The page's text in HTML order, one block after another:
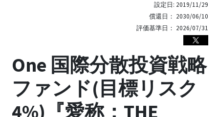
設定日: 2019/11/29
償還日： 2030/06/10
評価基準日： 2026/07/31
One 国際分散投資戦略
ファンド(目標リスク
4%)『愛称：THE